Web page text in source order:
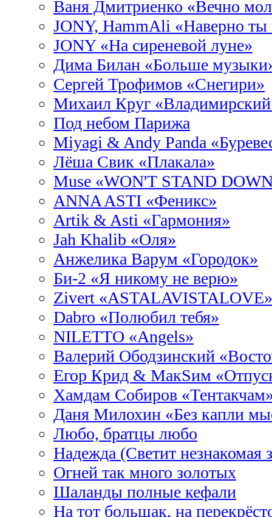
Ваня Дмитриенко «Вечно
JONY, HammAli «Наверно
JONY «На сиреневой луне»
Дима Билан «Больше
Сергей Трофимов «Снегири»
Михаил Круг «Владимирский
Под небом Парижа
Miyagi & Andy Panda
Лёша Свик «Плакала»
Muse «WON'T STAND
ANNA ASTI «Феникс»
Artik & Asti «Гармония»
Jah Khalib «Оля»
Анжелика Варум «Городок»
Би-2 «Я никому не верю»
Zivert «ASTALAVISTALOVE»
Dabro «Полюбил тебя»
NILETTO «Angels»
Валерий Ободзинский
Егор Крид & МакSим
Хамдам Собиров
Даня Милохин «Без капли
Любо, братцы любо
Надежда (Светит незнакомая
Огней так много золотых
Шаланды полные кефали
На тот большак, на